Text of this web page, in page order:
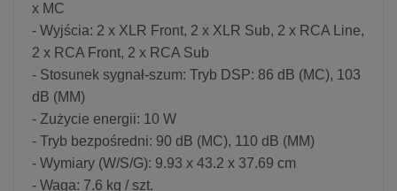
x MC
- Wyjścia: 2 x XLR Front, 2 x XLR Sub, 2 x RCA Line,
2 x RCA Front, 2 x RCA Sub
- Stosunek sygnał-szum: Tryb DSP: 86 dB (MC), 103
dB (MM)
- Zużycie energii: 10 W
- Tryb bezpośredni: 90 dB (MC), 110 dB (MM)
- Wymiary (W/S/G): 9.93 x 43.2 x 37.69 cm
- Waga: 7.6 kg / szt.